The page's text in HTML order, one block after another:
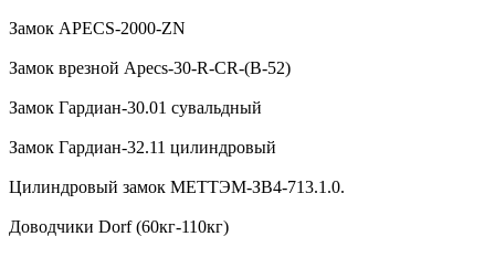
Замок APECS-2000-ZN
Замок врезной Apecs-30-R-CR-(B-52)
Замок Гардиан-30.01 сувальдный
Замок Гардиан-32.11 цилиндровый
Цилиндровый замок МЕТТЭМ-ЗВ4-713.1.0.
Доводчики Dorf (60кг-110кг)